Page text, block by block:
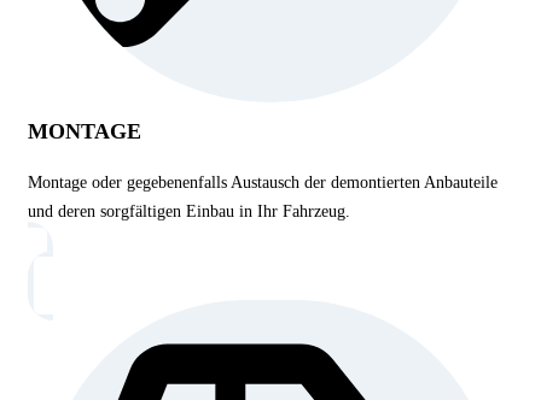
MONTAGE
Montage oder gegebenenfalls Austausch der demontierten Anbauteile
und deren sorgfältigen Einbau in Ihr Fahrzeug.